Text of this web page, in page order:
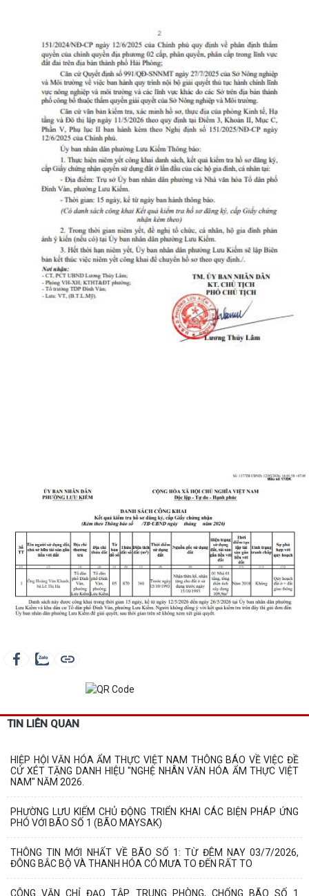
TIN LIÊN QUAN
HIỆP HỘI VĂN HÓA ẨM THỰC VIỆT NAM THÔNG BÁO VỀ VIỆC ĐỀ
CỬ XÉT TẶNG DANH HIỆU "NGHỆ NHÂN VĂN HÓA ẨM THỰC VIỆT
NAM" NĂM 2026.
PHƯỜNG LƯU KIẾM CHỦ ĐỘNG TRIỂN KHAI CÁC BIỆN PHÁP ỨNG
PHÓ VỚI BÃO SỐ 1 (BÃO MAYSAK)
THÔNG TIN MỚI NHẤT VỀ BÃO SỐ 1: TỪ ĐÊM NAY 03/7/2026,
ĐÔNG BẮC BỘ VÀ THANH HÓA CÓ MƯA TO ĐẾN RẤT TO
CÔNG VĂN CHỈ ĐẠO TẬP TRUNG PHÒNG, CHỐNG BÃO SỐ 1